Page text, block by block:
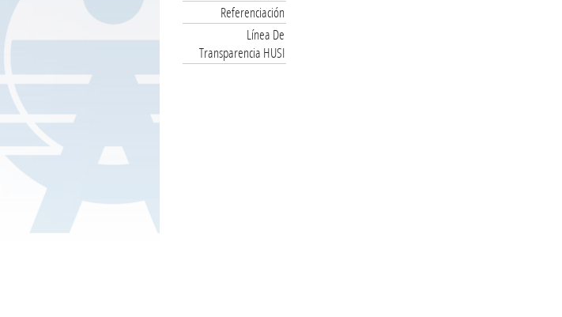
Referenciación
Línea De
Transparencia HUSI